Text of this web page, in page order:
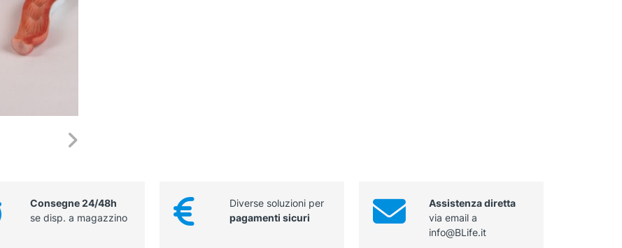
Consegne 24/48h
se disp. a magazzino
Diverse soluzioni per
pagamenti sicuri
Assistenza diretta
via email a
info@BLife.it